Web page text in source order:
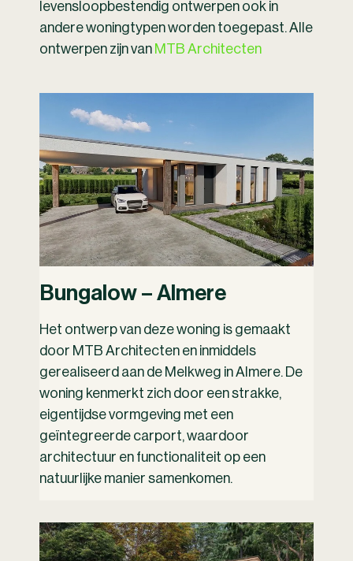
levensloopbestendig ontwerpen ook in
andere woningtypen worden toegepast. Alle
ontwerpen zijn van MTB Architecten
Bungalow – Almere
Het ontwerp van deze woning is gemaakt
door MTB Architecten en inmiddels
gerealiseerd aan de Melkweg in Almere. De
woning kenmerkt zich door een strakke,
eigentijdse vormgeving met een
geïntegreerde carport, waardoor
architectuur en functionaliteit op een
natuurlijke manier samenkomen.